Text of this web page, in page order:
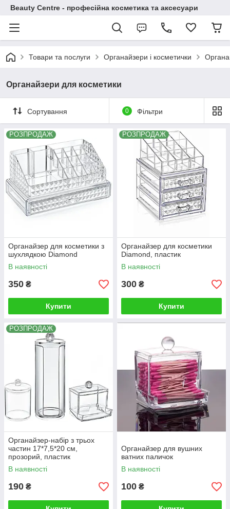
Beauty Centre - професійна косметика та аксесуари
Товари та послуги Органайзери і косметички
Органайзери для косметики
Сортування 0 Фільтри
РОЗПРОДАЖ
Органайзер для косметики з
шухлядкою Diamond
В наявності
350 ₴
Купити
РОЗПРОДАЖ
Органайзер для косметики
Diamond, пластик
В наявності
300 ₴
Купити
РОЗПРОДАЖ
Органайзер-набір з трьох
частин 17*7,5*20 см,
прозорий, пластик
В наявності
190 ₴
Органайзер для вушних
ватних паличок
В наявності
100 ₴